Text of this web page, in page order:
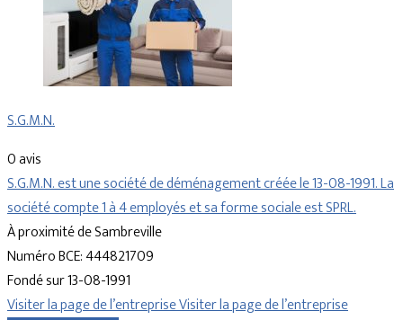
S.G.M.N.
0 avis
S.G.M.N. est une société de déménagement créée le 13-08-1991. La
société compte 1 à 4 employés et sa forme sociale est SPRL.
À proximité de Sambreville
Numéro BCE: 444821709
Fondé sur 13-08-1991
Visiter la page de l’entrepriseVisiter la page de l’entreprise